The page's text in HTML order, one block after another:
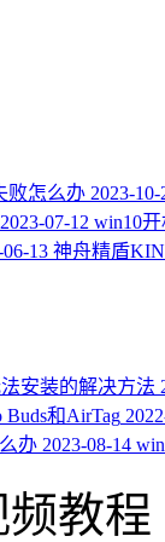
败怎么办 2023-10-
2023-07-12 win10
06-13 神舟精盾
安装的解决方法
Buds和AirTag
办 2023-08-14
教程